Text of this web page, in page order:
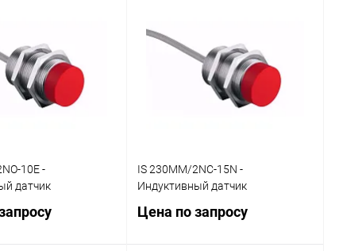
клик
Наличие
уточняйте
Купить в 1 клик
В избранное
Наличие
уточняйте
10E -
датчик
IS 230MM/2NC-15N -
Индуктивный датчик
Цена по запросу